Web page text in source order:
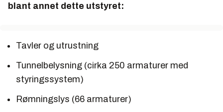
blant annet dette utstyret:
Tavler og utrustning
Tunnelbelysning (cirka 250 armaturer med
styringssystem)
Rømningslys (66 armaturer)